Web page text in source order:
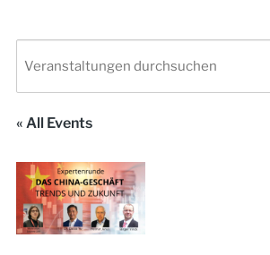
« All Events